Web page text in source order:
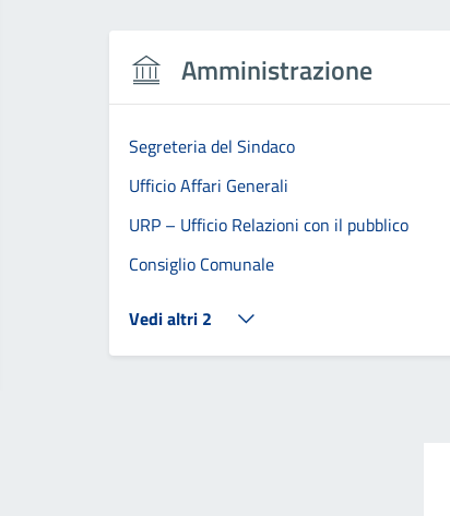
Amministrazione
Segreteria del Sindaco
Ufficio Affari Generali
URP – Ufficio Relazioni con il pubblico
Consiglio Comunale
Vedi altri 2